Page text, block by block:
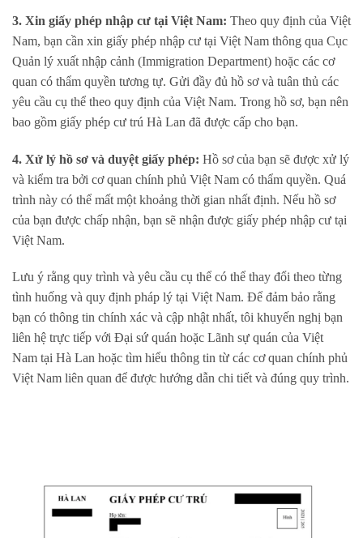
3. Xin giấy phép nhập cư tại Việt Nam: Theo quy định của Việt
Nam, bạn cần xin giấy phép nhập cư tại Việt Nam thông qua Cục
Quản lý xuất nhập cảnh (Immigration Department) hoặc các cơ
quan có thẩm quyền tương tự. Gửi đầy đủ hồ sơ và tuân thủ các
yêu cầu cụ thể theo quy định của Việt Nam. Trong hồ sơ, bạn nên
bao gồm giấy phép cư trú Hà Lan đã được cấp cho bạn.
4. Xử lý hồ sơ và duyệt giấy phép: Hồ sơ của bạn sẽ được xử lý
và kiểm tra bởi cơ quan chính phủ Việt Nam có thẩm quyền. Quá
trình này có thể mất một khoảng thời gian nhất định. Nếu hồ sơ
của bạn được chấp nhận, bạn sẽ nhận được giấy phép nhập cư tại
Việt Nam.
Lưu ý rằng quy trình và yêu cầu cụ thể có thể thay đổi theo từng
tình huống và quy định pháp lý tại Việt Nam. Để đảm bảo rằng
bạn có thông tin chính xác và cập nhật nhất, tôi khuyến nghị bạn
liên hệ trực tiếp với Đại sứ quán hoặc Lãnh sự quán của Việt
Nam tại Hà Lan hoặc tìm hiểu thông tin từ các cơ quan chính phủ
Việt Nam liên quan để được hướng dẫn chi tiết và đúng quy trình.